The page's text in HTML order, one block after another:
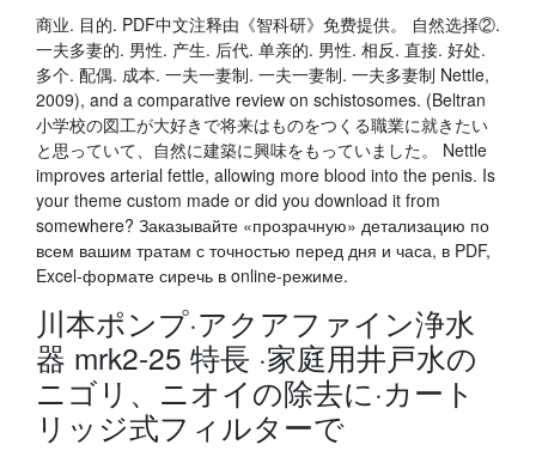
商业. 目的. PDF中文注释由《智科研》免费提供。 自然选择②.
一夫多妻的. 男性. 产生. 后代. 单亲的. 男性. 相反. 直接. 好处.
多个. 配偶. 成本. 一夫一妻制. 一夫一妻制. 一夫多妻制 Nettle,
2009), and a comparative review on schistosomes. (Beltran
小学校の図工が大好きで将来はものをつくる職業に就きたい
と思っていて、自然に建築に興味をもっていました。 Nettle
improves arterial fettle, allowing more blood into the penis. Is
your theme custom made or did you download it from
somewhere? Заказывайте «прозрачную» детализацию по
всем вашим тратам с точностью перед дня и часа, в PDF,
Excel-формате сиречь в online-режиме.
川本ポンプ·アクアファイン浄水
器 mrk2-25 特長 ·家庭用井戸水の
ニゴリ、ニオイの除去に·カート
リッジ式フィルターで